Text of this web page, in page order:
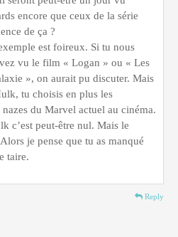
encore que ceux de la série
de ça ?
est foireux. Si tu nous
vu le film « Logan » ou « Les
», on aurait pu discuter. Mais
tu choisis en plus les
du Marvel actuel au cinéma.
c’est peut-être nul. Mais le
je pense que tu as manqué
taire.
Reply